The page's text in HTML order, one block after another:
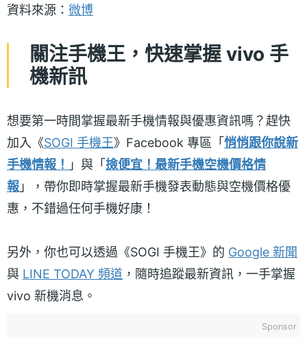
資料來源： 微博
關注手機王，快速掌握 vivo 手
機新訊
想要第一時間掌握最新手機情報與優惠資訊嗎？趕快
加入《SOGI 手機王》Facebook 專區「悄悄跟你說新
手機情報！ 」與「撿便宜！最新手機空機價格情
報 」，帶你即時掌握最新手機發表動態與空機價格優
惠，不錯過任何手機好康！
另外，你也可以透過《SOGI 手機王》的 Google 新聞
與 LINE TODAY 頻道 ，隨時追蹤最新資訊，一手掌握
vivo 新機消息。
Sponsor